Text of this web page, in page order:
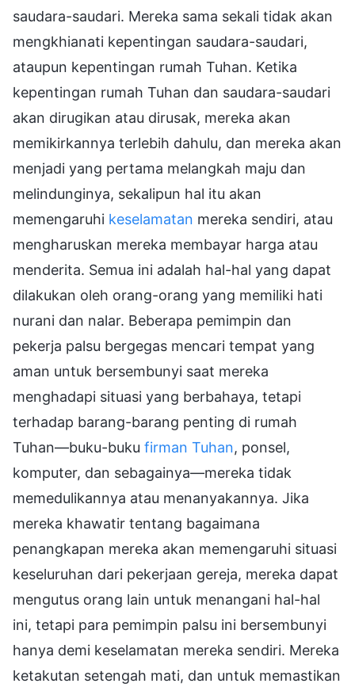
saudara-saudari. Mereka sama sekali tidak akan
mengkhianati kepentingan saudara-saudari,
ataupun kepentingan rumah Tuhan. Ketika
kepentingan rumah Tuhan dan saudara-saudari
akan dirugikan atau dirusak, mereka akan
memikirkannya terlebih dahulu, dan mereka akan
menjadi yang pertama melangkah maju dan
melindunginya, sekalipun hal itu akan
memengaruhi keselamatan mereka sendiri, atau
mengharuskan mereka membayar harga atau
menderita. Semua ini adalah hal-hal yang dapat
dilakukan oleh orang-orang yang memiliki hati
nurani dan nalar. Beberapa pemimpin dan
pekerja palsu bergegas mencari tempat yang
aman untuk bersembunyi saat mereka
menghadapi situasi yang berbahaya, tetapi
terhadap barang-barang penting di rumah
Tuhan—buku-buku firman Tuhan, ponsel,
komputer, dan sebagainya—mereka tidak
memedulikannya atau menanyakannya. Jika
mereka khawatir tentang bagaimana
penangkapan mereka akan memengaruhi situasi
keseluruhan dari pekerjaan gereja, mereka dapat
mengutus orang lain untuk menangani hal-hal
ini, tetapi para pemimpin palsu ini bersembunyi
hanya demi keselamatan mereka sendiri. Mereka
ketakutan setengah mati, dan untuk memastikan